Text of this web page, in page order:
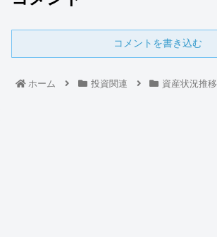
コメントを書き込む
ホーム 投資関連 資産状況推移